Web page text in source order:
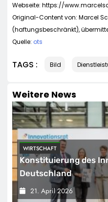
Webseite: https://
Original-Content von: Marcel
(haftungsbeschränkt),
Quelle: ots
TAGS : Bild
Weitere News
WIRTSCHAFT
Konstituierung des
Deutschland
21. April 2026